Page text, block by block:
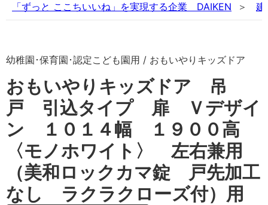
「ずっと ここちいいね」を実現する企業 DAIKEN 建
幼稚園･保育園･認定こども園用 / おもいやりキッズドア
おもいやりキッズドア 吊
戸 引込タイプ 扉 Ｖデザイ
ン １０１４幅 １９００高
〈モノホワイト〉 左右兼用
（美和ロックカマ錠 戸先加工
なし ラクラクローズ付）用